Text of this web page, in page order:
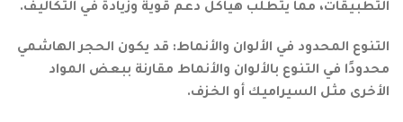
التطبيقات، مما يتطلب هياكل دعم قوية وزيادة في التكاليف.
التنوع المحدود في الألوان والأنماط: قد يكون الحجر الهاشمي
محدودًا في التنوع بالألوان والأنماط مقارنة ببعض المواد
الأخرى مثل السيراميك أو الخزف.